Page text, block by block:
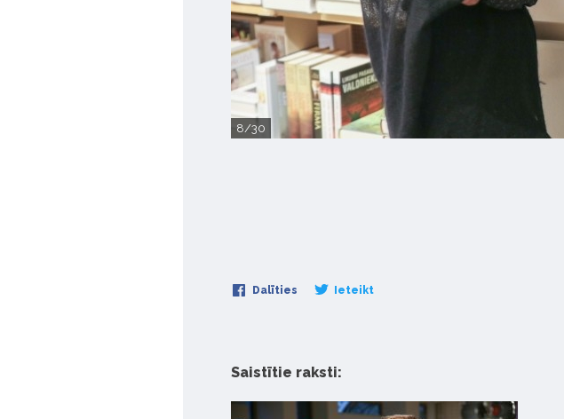
8/30
Dalīties Ieteikt
Saistītie raksti: